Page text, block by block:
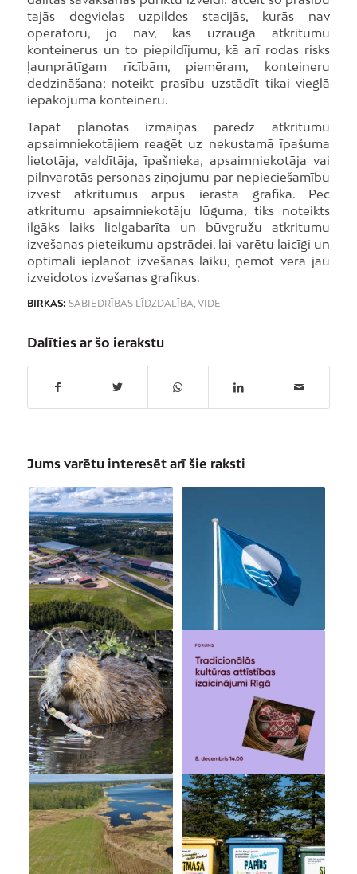
tajās degvielas uzpildes stacijās, kurās nav
operatoru, jo nav, kas uzrauga atkritumu
konteinerus un to piepildījumu, kā arī rodas risks
ļaunprātīgam rīcībām, piemēram, konteineru
dedzināšana; noteikt prasību uzstādīt tikai vieglā
iepakojuma konteineru.
Tāpat plānotās izmaiņas paredz atkritumu
apsaimniekotājiem reaģēt uz nekustamā īpašuma
lietotāja, valdītāja, īpašnieka, apsaimniekotāja vai
pilnvarotās personas ziņojumu par nepieciešamību
izvest atkritumus ārpus ierastā grafika. Pēc
atkritumu apsaimniekotāju lūguma, tiks noteikts
ilgāks laiks lielgabarīta un būvgružu atkritumu
izvešanas pieteikumu apstrādei, lai varētu laicīgi un
optimāli ieplānot izvešanas laiku, ņemot vērā jau
izveidotos izvešanas grafikus.
BIRKAS: SABIEDRĪBAS LĪDZDALĪBA, VIDE
Dalīties ar šo ierakstu
Jums varētu interesēt arī šie raksti